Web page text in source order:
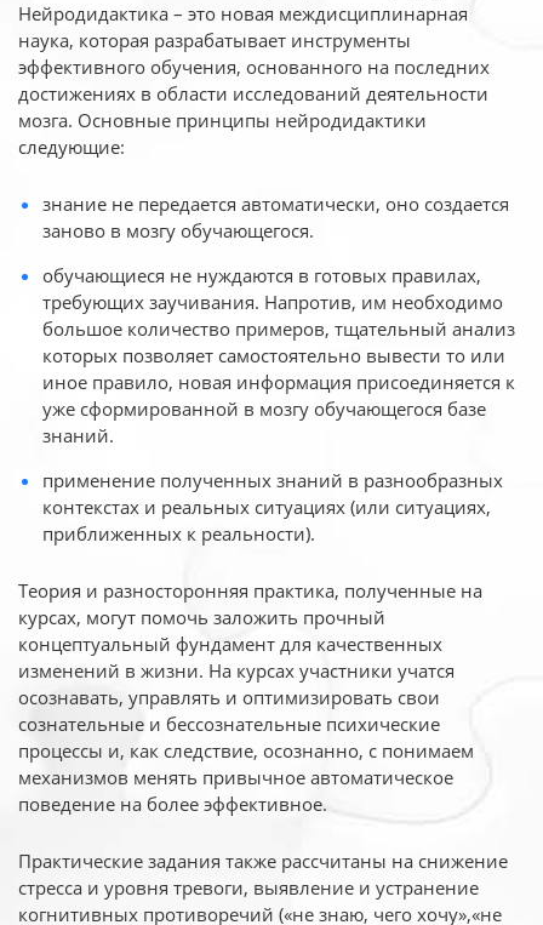
Нейродидактика – это новая междисциплинарная
наука, которая разрабатывает инструменты
эффективного обучения, основанного на последних
достижениях в области исследований деятельности
мозга. Основные принципы нейродидактики
следующие:
знание не передается автоматически, оно создается
заново в мозгу обучающегося.
обучающиеся не нуждаются в готовых правилах,
требующих заучивания. Напротив, им необходимо
большое количество примеров, тщательный анализ
которых позволяет самостоятельно вывести то или
иное правило, новая информация присоединяется к
уже сформированной в мозгу обучающегося базе
знаний.
применение полученных знаний в разнообразных
контекстах и реальных ситуациях (или ситуациях,
приближенных к реальности).
Теория и разносторонняя практика, полученные на
курсах, могут помочь заложить прочный
концептуальный фундамент для качественных
изменений в жизни. На курсах участники учатся
осознавать, управлять и оптимизировать свои
сознательные и бессознательные психические
процессы и, как следствие, осознанно, с понимаем
механизмов менять привычное автоматическое
поведение на более эффективное.
Практические задания также рассчитаны на снижение
стресса и уровня тревоги, выявление и устранение
когнитивных противоречий («не знаю, чего хочу»,«не